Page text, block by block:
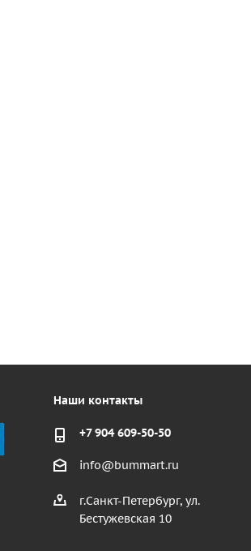
Наши контакты
+7 904 609-50-50
info@bummart.ru
г.Санкт-Петербург, ул.
Бестужевская 10